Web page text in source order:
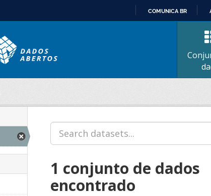
CONTEÚDO
COMUNICA BR
1 conjunto de dados
encontrado